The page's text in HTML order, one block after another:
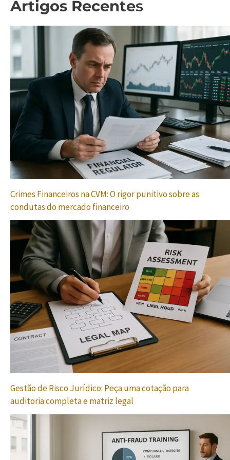
Artigos Recentes
Crimes Financeiros na CVM: O rigor punitivo sobre as
condutas do mercado financeiro
Gestão de Risco Jurídico: Peça uma cotação para
auditoria completa e matriz legal